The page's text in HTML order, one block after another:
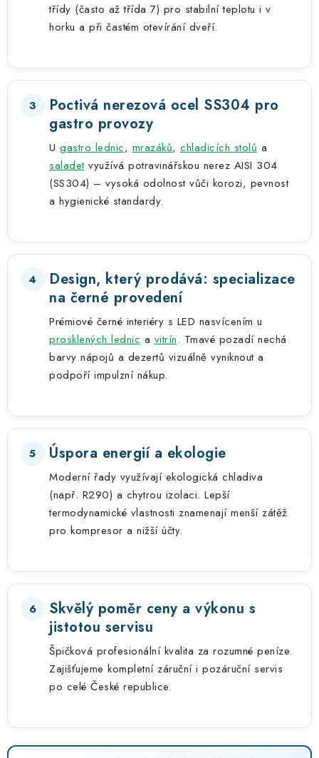
třídy (často až třída 7) pro stabilní teplotu i v
horku a při častém otevírání dveří.
3
Poctivá nerezová ocel SS304 pro
gastro provozy
U gastro lednic, mrazáků, chladicích stolů a
saladetvyužívá potravinářskou nerez AISI 304
(SS304) – vysoká odolnost vůči korozi, pevnost
a hygienické standardy.
4
Design, který prodává: specializace
na černé provedení
Prémiové černé interiéry s LED nasvícením u
prosklených lednic a vitrín. Tmavé pozadí nechá
barvy nápojů a dezertů vizuálně vyniknout a
podpoří impulzní nákup.
5 Úspora energií a ekologie
Moderní řady využívají ekologická chladiva
(např. R290) a chytrou izolaci. Lepší
termodynamické vlastnosti znamenají menší zátěž
pro kompresor a nižší účty.
6
Skvělý poměr ceny a výkonu s
jistotou servisu
Špičková profesionální kvalita za rozumné peníze.
Zajišťujeme kompletní záruční i pozáruční servis
po celé České republice.